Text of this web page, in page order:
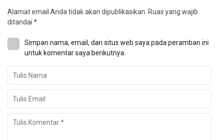
Alamat email Anda tidak akan dipublikasikan. Ruas yang wajib
ditandai *
Simpan nama, email, dan situs web saya pada peramban ini
untuk komentar saya berikutnya.